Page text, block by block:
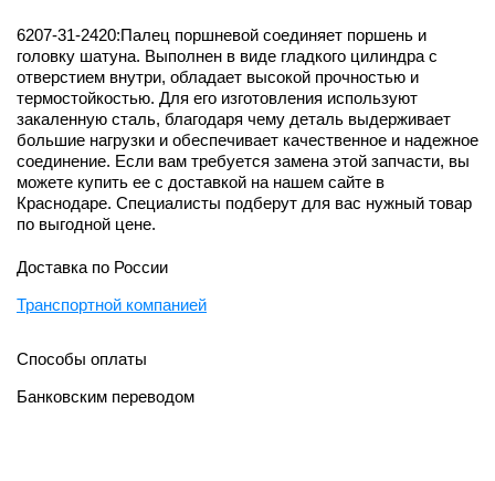
6207-31-2420:Палец поршневой соединяет поршень и
головку шатуна. Выполнен в виде гладкого цилиндра с
отверстием внутри, обладает высокой прочностью и
термостойкостью. Для его изготовления используют
закаленную сталь, благодаря чему деталь выдерживает
большие нагрузки и обеспечивает качественное и надежное
соединение. Если вам требуется замена этой запчасти, вы
можете купить ее с доставкой на нашем сайте в
Краснодаре. Специалисты подберут для вас нужный товар
по выгодной цене.
Доставка по России
Транспортной компанией
Способы оплаты
Банковским переводом